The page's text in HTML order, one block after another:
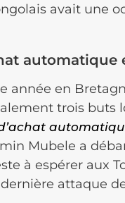
avait une
automatique
année en
trois buts
Mubele a
à espérer aux
attaque